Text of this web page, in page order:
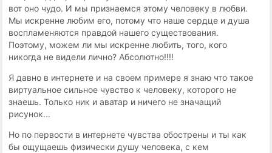
вот оно чудо. И мы признаемся этому человеку в любви.
Мы искренне любим его, потому что наше сердце и душа
воспламеняются правдой нашего существования.
Поэтому, можем ли мы искренне любить, того, кого
никогда не видели лично? Абсолютно!!!!
Я давно в интернете и на своем примере я знаю что такое
виртуальное сильное чувство к человеку, которого не
знаешь. Только ник и аватар и ничего не значащий
рисунок...
Но по первости в интернете чувства обострены и ты как
бы ощущаешь физически душу человека, с кем